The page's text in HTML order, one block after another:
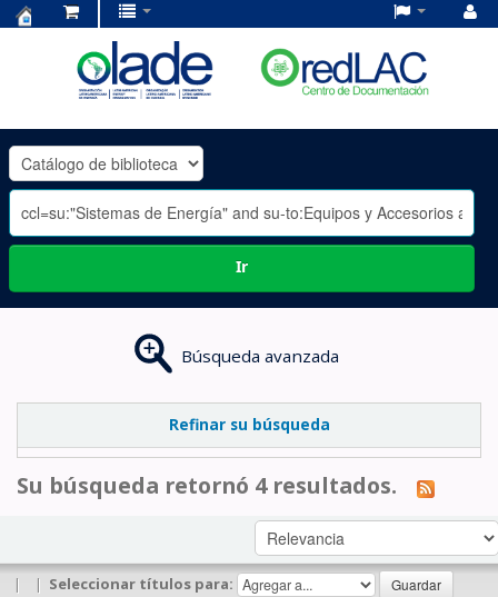
OLADE
-
Ir
Búsqueda avanzada
Refinar su búsqueda
Su búsqueda retornó 4 resultados.
| | Seleccionar títulos para: